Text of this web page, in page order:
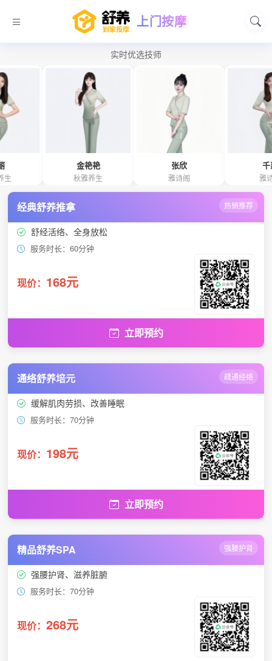
上门按摩
实时优选技师
金艳艳
秋雅养生
张欣
雅诗阁
千惠
雅诗阁
经典舒养推拿 热销推荐
舒经活络、全身放松
服务时长：60分钟
现价： 168元
立即预约
通络舒养培元 疏通经络
缓解肌肉劳损、改善睡眠
服务时长：70分钟
现价： 198元
立即预约
精品舒养SPA 强腰护肾
强腰护肾、滋养脏腑
服务时长：70分钟
现价： 268元